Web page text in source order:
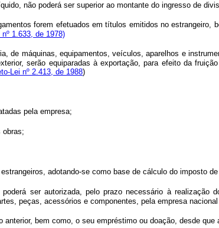
não poderá ser superior ao montante do ingresso de
forem efetuados em títulos emitidos no
1.633, de 1978)
de máquinas, equipamentos, veículos, aparelhos e
serão equiparadas à exportação, para efeito da
Lei nº 2.413, de 1988)
pela empresa;
obras;
adotando-se como base de cálculo do imposto
ser autorizada, pelo prazo necessário à realização
peças, acessórios e componentes, pela empresa
bem como, o seu empréstimo ou doação, desde